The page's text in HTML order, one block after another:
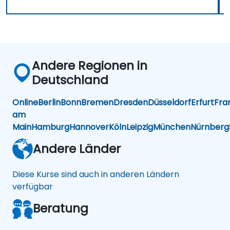
Andere Regionen in
Deutschland
OnlineBerlinBonnBremenDresdenDüsseldorfErfurt
am
MainHamburgHannoverKölnLeipzigMünchenNürnberg
Andere Länder
Diese Kurse sind auch in anderen Ländern
verfügbar
Beratung